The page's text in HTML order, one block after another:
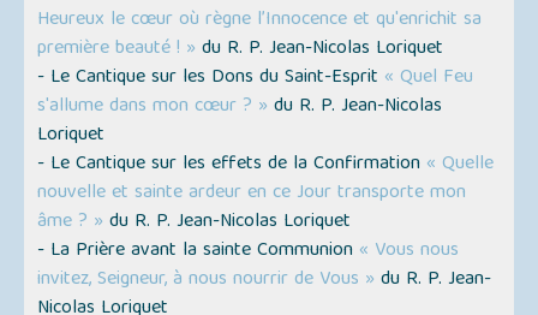
Heureux le cœur où règne l’Innocence et qu'enrichit sa
première beauté ! » du R. P. Jean-Nicolas Loriquet
- Le Cantique sur les Dons du Saint-Esprit « Quel Feu
s'allume dans mon cœur ? » du R. P. Jean-Nicolas
Loriquet
- Le Cantique sur les effets de la Confirmation « Quelle
nouvelle et sainte ardeur en ce Jour transporte mon
âme ? » du R. P. Jean-Nicolas Loriquet
- La Prière avant la sainte Communion « Vous nous
invitez, Seigneur, à nous nourrir de Vous » du R. P. Jean-